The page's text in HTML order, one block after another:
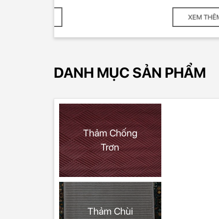
DANH MỤC SẢN PHẨM
Thảm Chống
Trơn
Thảm Chùi